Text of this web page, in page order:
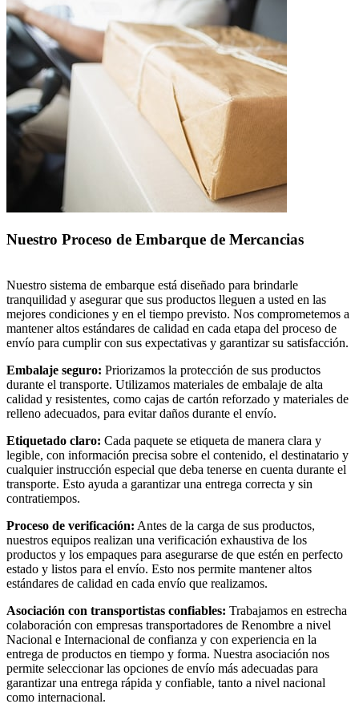
Nuestro Proceso de Embarque de Mercancias
Nuestro sistema de embarque está diseñado para brindarle
tranquilidad y asegurar que sus productos lleguen a usted en las
mejores condiciones y en el tiempo previsto. Nos comprometemos a
mantener altos estándares de calidad en cada etapa del proceso de
envío para cumplir con sus expectativas y garantizar su satisfacción.
Embalaje seguro: Priorizamos la protección de sus productos
durante el transporte. Utilizamos materiales de embalaje de alta
calidad y resistentes, como cajas de cartón reforzado y materiales de
relleno adecuados, para evitar daños durante el envío.
Etiquetado claro: Cada paquete se etiqueta de manera clara y
legible, con información precisa sobre el contenido, el destinatario y
cualquier instrucción especial que deba tenerse en cuenta durante el
transporte. Esto ayuda a garantizar una entrega correcta y sin
contratiempos.
Proceso de verificación: Antes de la carga de sus productos,
nuestros equipos realizan una verificación exhaustiva de los
productos y los empaques para asegurarse de que estén en perfecto
estado y listos para el envío. Esto nos permite mantener altos
estándares de calidad en cada envío que realizamos.
Asociación con transportistas confiables: Trabajamos en estrecha
colaboración con empresas transportadores de Renombre a nivel
Nacional e Internacional de confianza y con experiencia en la
entrega de productos en tiempo y forma. Nuestra asociación nos
permite seleccionar las opciones de envío más adecuadas para
garantizar una entrega rápida y confiable, tanto a nivel nacional
como internacional.